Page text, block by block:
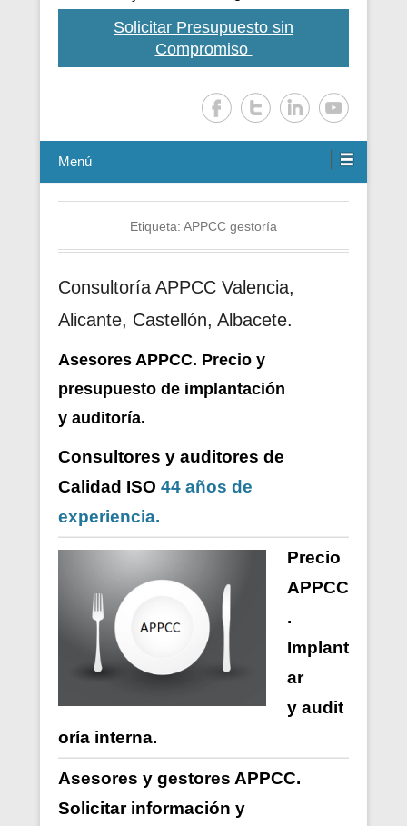
Solicitar Presupuesto sin
Compromiso
Menú
Etiqueta: APPCC gestoría
Consultoría APPCC Valencia,
Alicante, Castellón, Albacete.
Asesores APPCC. Precio y
presupuesto de implantación
y auditoría.
Consultores y auditores de
Calidad ISO 44 años de
experiencia.
Precio
APPCC
.
Implant
ar
y audit
oría interna.
Asesores y gestores APPCC.
Solicitar información y